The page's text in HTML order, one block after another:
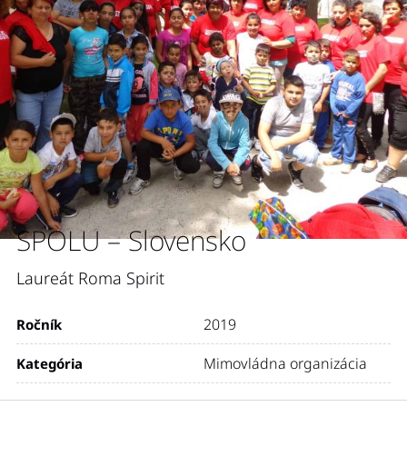
SPOLU – Slovensko
Laureát Roma Spirit
Ročník 2019
Kategória Mimovládna organizácia